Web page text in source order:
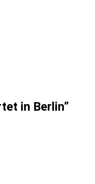
in Berlin”